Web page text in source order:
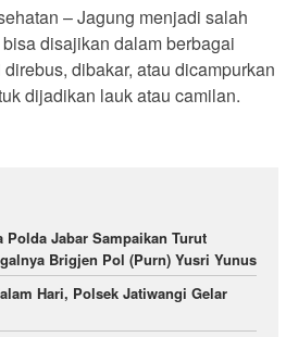
– Jagung menjadi salah
disajikan dalam berbagai
dibakar, atau dicampurkan
dijadikan lauk atau camilan.
Polda Jabar Sampaikan Turut
Brigjen Pol (Purn) Yusri Yunus
Hari, Polsek Jatiwangi Gelar